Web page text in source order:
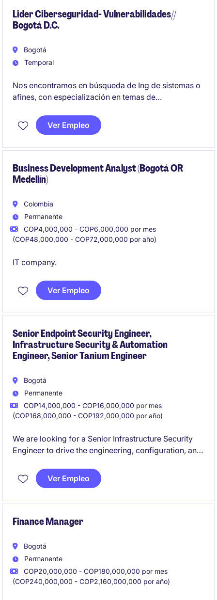
Lider Ciberseguridad- Vulnerabilidades//
Bogotá D.C.
Bogotá
Temporal
Nos encontramos en búsqueda de Ing de sistemas o
afines, con especialización en temas de
años en Ciberseguridad y/o seguridad de la
Información, mandatorio Gestión de
Ver Empleo
Business Development Analyst (Bogotá OR
Medellín)
Colombia
Permanente
COP4,000,000 - COP6,000,000 por mes
(COP48,000,000 - COP72,000,000 por año)
IT company.
Ver Empleo
Senior Endpoint Security Engineer,
Infrastructure Security & Automation
Engineer, Senior Tanium Engineer
Bogotá
Permanente
COP14,000,000 - COP16,000,000 por mes
(COP168,000,000 - COP192,000,000 por año)
We are looking for a Senior Infrastructure Security
Engineer to drive the engineering, configuration, and
capabilities using the Tanium platform. The role plays
a critical part in enhancing security, compliance,
Ver Empleo
Finance Manager
Bogotá
Permanente
COP20,000,000 - COP180,000,000 por mes
(COP240,000,000 - COP2,160,000,000 por año)